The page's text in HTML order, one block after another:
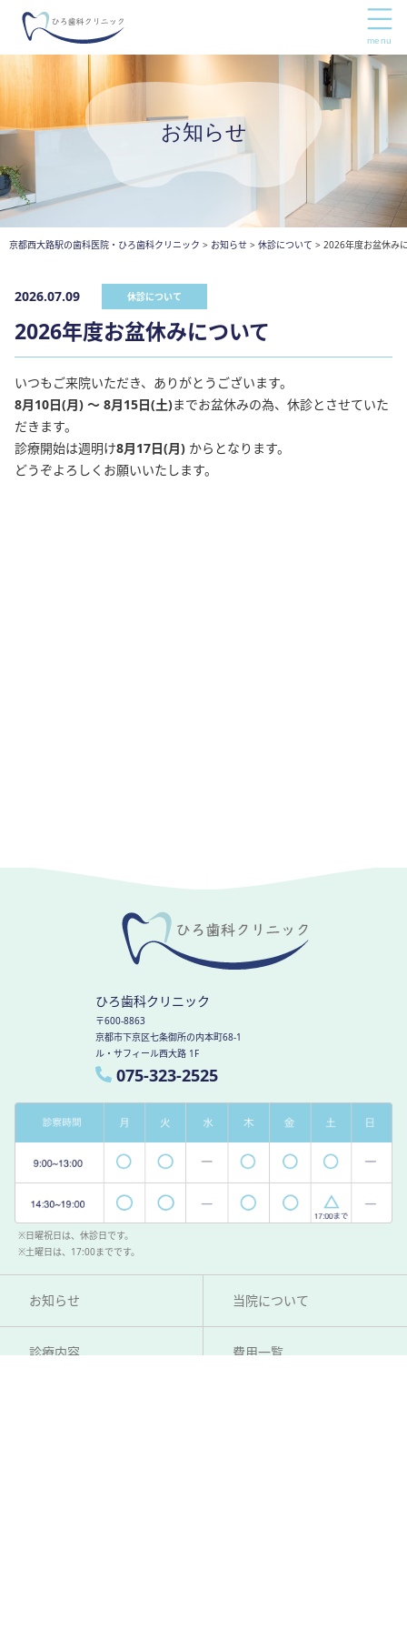
お知らせ
京都西大路駅の歯科医院・ひろ歯科クリニック > お知らせ > 休診について > 2026年度お盆休み
2026.07.09 休診について
2026年度お盆休みについて
いつもご来院いただき、ありがとうございます。
8月10日(月) ～ 8月15日(土)までお盆休みの為、休診とさせていた
だきます。
診療開始は週明け8月17日(月) からとなります。
どうぞよろしくお願いいたします。
ひろ歯科クリニック
〒600-8863
京都市下京区七条御所の内本町68-1
ル・サフィール西大路 1F
075-323-2525
※日曜祝日は、休診日です。
※土曜日は、17:00までです。
お知らせ 当院について
診療内容 費用一覧